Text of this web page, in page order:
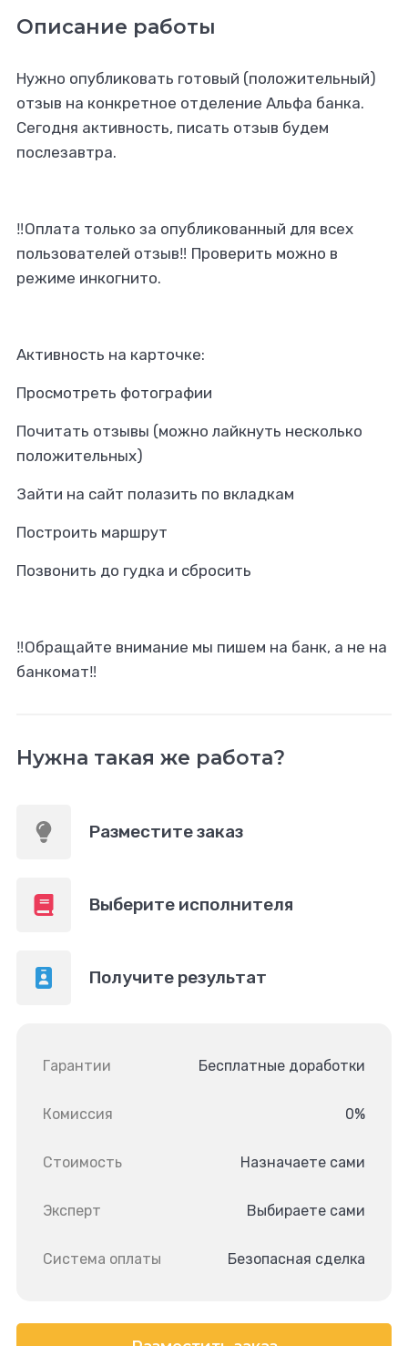
Описание работы
Нужно опубликовать готовый (положительный)
отзыв на конкретное отделение Альфа банка.
Сегодня активность, писать отзыв будем
послезавтра.
‼️Оплата только за опубликованный для всех
пользователей отзыв‼️ Проверить можно в
режиме инкогнито.
Активность на карточке:
Просмотреть фотографии
Почитать отзывы (можно лайкнуть несколько
положительных)
Зайти на сайт полазить по вкладкам
Построить маршрут
Позвонить до гудка и сбросить
‼️Обращайте внимание мы пишем на банк, а не на
банкомат‼️
Нужна такая же работа?
Разместите заказ
Выберите исполнителя
Получите результат
Гарантии Бесплатные доработки
Комиссия 0%
Стоимость Назначаете сами
Эксперт Выбираете сами
Система оплаты Безопасная сделка